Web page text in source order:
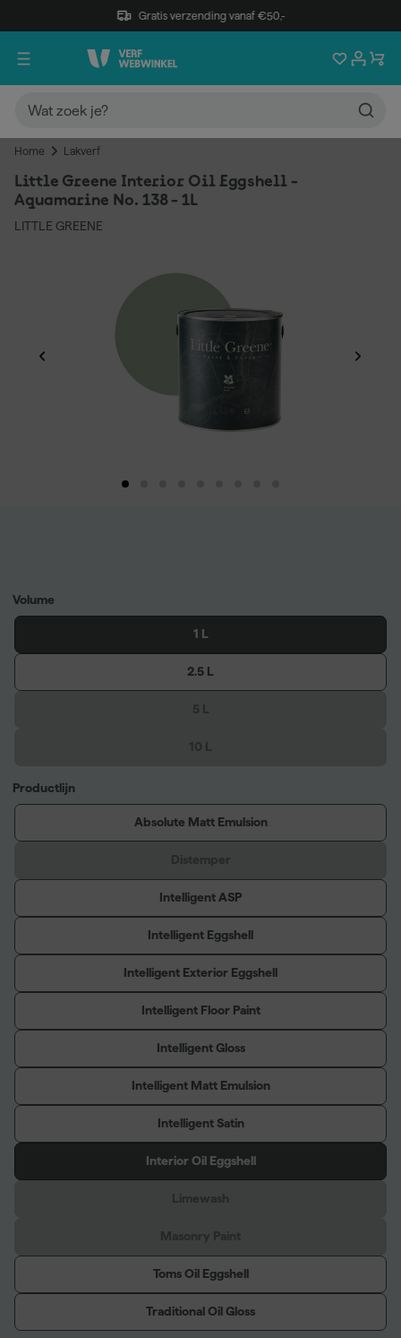
Gratis verzending vanaf €50,-
Home Lakverf
Little Greene Interior Oil Eggshell -
Aquamarine No. 138 - 1L
LITTLE GREENE
Volume
1 L
2.5 L
Productlijn
Absolute Matt Emulsion
Intelligent ASP
Intelligent Eggshell
Intelligent Exterior Eggshell
Intelligent Floor Paint
Intelligent Gloss
Intelligent Matt Emulsion
Intelligent Satin
Interior Oil Eggshell
Toms Oil Eggshell
Traditional Oil Gloss